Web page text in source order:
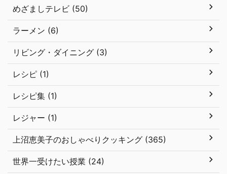
めざましテレビ (50)
ラーメン (6)
リビング・ダイニング (3)
レシピ (1)
レシピ集 (1)
レジャー (1)
上沼恵美子のおしゃべりクッキング (365)
世界一受けたい授業 (24)